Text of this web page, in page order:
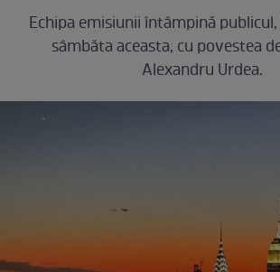
Echipa emisiunii întâmpină
sâmbăta aceasta, cu povestea
Alexandru Urdea.